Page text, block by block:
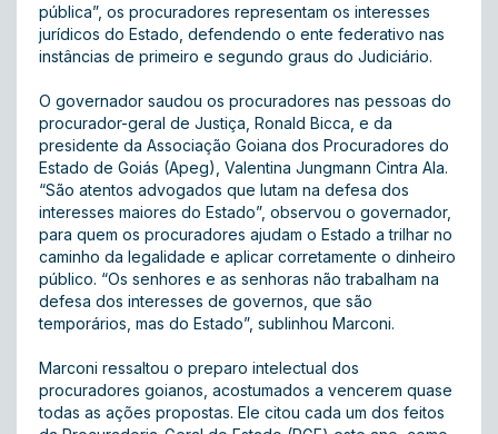
pública”, os procuradores representam os interesses
jurídicos do Estado, defendendo o ente federativo nas
instâncias de primeiro e segundo graus do Judiciário.
O governador saudou os procuradores nas pessoas do
procurador-geral de Justiça, Ronald Bicca, e da
presidente da Associação Goiana dos Procuradores do
Estado de Goiás (Apeg), Valentina Jungmann Cintra Ala.
“São atentos advogados que lutam na defesa dos
interesses maiores do Estado”, observou o governador,
para quem os procuradores ajudam o Estado a trilhar no
caminho da legalidade e aplicar corretamente o dinheiro
público. “Os senhores e as senhoras não trabalham na
defesa dos interesses de governos, que são
temporários, mas do Estado”, sublinhou Marconi.
Marconi ressaltou o preparo intelectual dos
procuradores goianos, acostumados a vencerem quase
todas as ações propostas. Ele citou cada um dos feitos